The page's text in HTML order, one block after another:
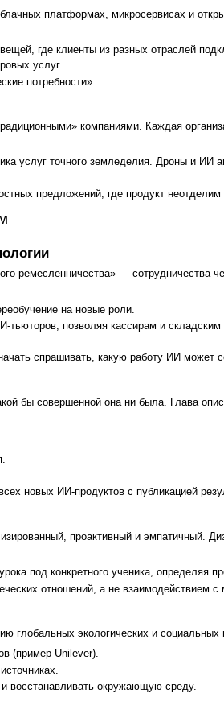
платформах, микросервисах и
где клиенты из разных отраслей
услуг.
потребности».
компаниями. Каждая
услуг точного земледелия. Дроны и ИИ
предложений, где продукт неотделим
ремесленничества» — сотрудничества
на новые роли.
позволяя кассирам и
спрашивать, какую работу ИИ может
бы совершенной она ни была. Глава
новых ИИ-продуктов с публикацией
проактивный и эмпатичный.
под конкретного ученика, определяя
отношений, а не взаимодействием с
глобальных экологических и социальных
(пример Unilever).
восстанавливать окружающую среду.